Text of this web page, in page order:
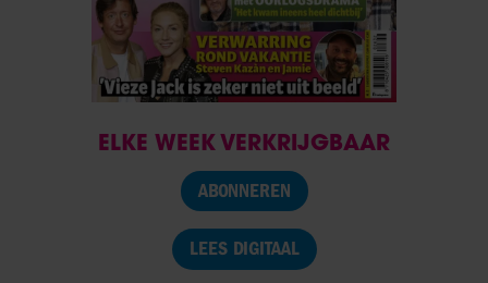
ELKE WEEK VERKRIJGBAAR
ABONNEREN
LEES DIGITAAL